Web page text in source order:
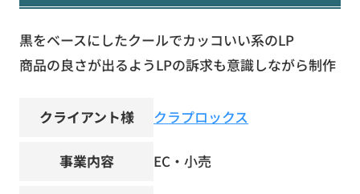
黒をベースにしたクールでカッコいい系のLP
商品の良さが出るようLPの訴求も意識しながら制作
クライアント様 クラプロックス
事業内容 EC・小売